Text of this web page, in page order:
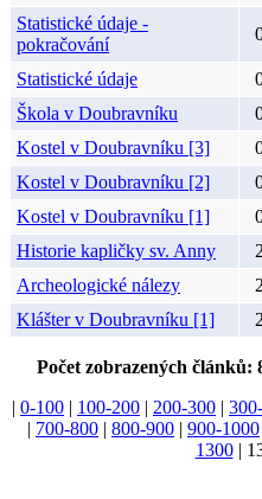
Statistické údaje -
pokračování
Statistické údaje
Škola v Doubravníku
Kostel v Doubravníku [3]
Kostel v Doubravníku [2]
Kostel v Doubravníku [1]
Historie kapličky sv. Anny
Archeologické nálezy
Klášter v Doubravníku [1]
Počet zobrazených článků:
| 0-100 | 100-200 | 200-300 |
| 700-800 | 800-900 | 900-1000
1300|